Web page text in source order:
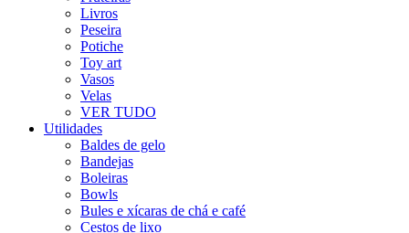
Livros
Peseira
Potiche
Toy art
Vasos
Velas
VER TUDO
Utilidades
Baldes de gelo
Bandejas
Boleiras
Bowls
Bules e xícaras de chá e café
Cestos de lixo